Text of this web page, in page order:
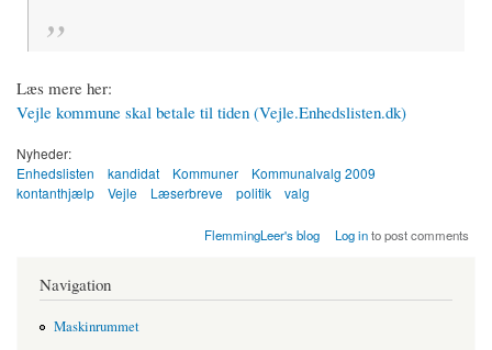
Læs mere her:
Vejle kommune skal betale til tiden (Vejle.Enhedslisten.dk)
Nyheder:
Enhedslisten
kandidat Kommuner
Kommunalvalg 2009
kontanthjælp
Vejle Læserbreve politik valg
FlemmingLeer's blog Log into post comments
Navigation
Maskinrummet